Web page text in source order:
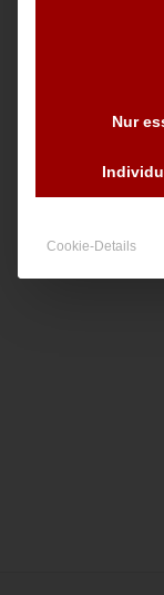
Nr.
zzgl. MwSt.
Nur
Cookie-Details